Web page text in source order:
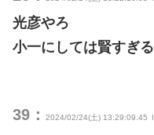
光彦やろ
小一にしては賢すぎる
39： 2024/02/24(土) 13:29:09.45